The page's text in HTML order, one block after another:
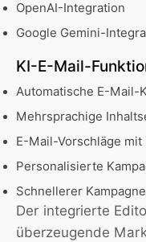
OpenAI-Integration
Google Gemini-
KI-E-Mail-
Automatische E-Mail-
Mehrsprachige
E-Mail-Vorschläge
Personalisierte
Schnellerer
Der integrierte
überzeugende